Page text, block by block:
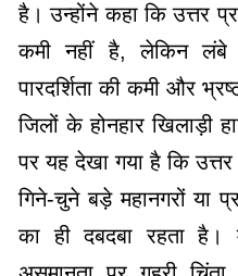
है। उन्होंने कहा कि उत्तर
कमी नहीं है, लेकिन
पारदर्शिता की कमी और
जिलों के होनहार खिलाड़ी
पर यह देखा गया है कि
गिने-चुने बड़े महानगरों या
का ही दबदबा रहता है।